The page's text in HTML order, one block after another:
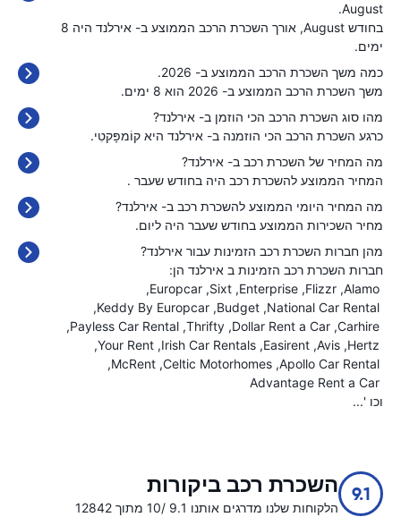
August.
בחודש August, אורך השכרת הרכב הממוצע ב- אירלנד היה 8
ימים.
כמה משך השכרת הרכב הממוצע ב- 2026.
משך השכרת הרכב הממוצע ב- 2026 הוא 8 ימים.
מהו סוג השכרת הרכב הכי הוזמן ב- אירלנד?
כרגע השכרת הרכב הכי הוזמנה ב- אירלנד היא קוֹמפָּקטִי.
מה המחיר של השכרת רכב ב- אירלנד?
המחיר הממוצע להשכרת רכב היה בחודש שעבר .
מה המחיר היומי הממוצע להשכרת רכב ב- אירלנד?
מחיר השכירות הממוצע בחודש שעבר היה ליום.
מהן חברות השכרת רכב הזמינות עבור אירלנד?
חברות השכרת רכב הזמינות ב אירלנד הן:
Alamo
Flizzr
Enterprise
Sixt
Europcar
National Car Rental
Budget
Keddy By Europcar
Carhire
Dollar Rent a Car
Thrifty
Payless Car Rental
Hertz
Avis
Easirent
Irish Car Rentals
Your Rent
Apollo Car Rental
Celtic Motorhomes
McRent
Advantage Rent a Car
וכו '...
9.1 השכרת רכב ביקורות
הלקוחות שלנו מדרגים אותנו 9.1 /10 מתוך 12842